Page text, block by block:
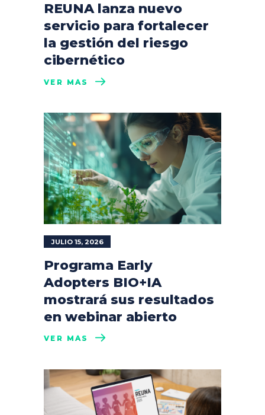
REUNA lanza nuevo
servicio para fortalecer
la gestión del riesgo
cibernético
VER MÁS
JULIO 15, 2026
Programa Early
Adopters BIO+IA
mostrará sus resultados
en webinar abierto
VER MÁS